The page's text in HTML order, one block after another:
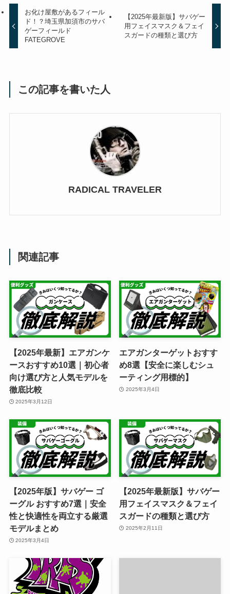
お化け屋敷があるフィール
ド！？埼玉県加須市のサバ
ゲーフィールド
FATEGROVE
【2025年最新版】サバゲー
用フェイスマスク＆フェイ
スガードの種類と選び方
この記事を書いた人
RADICAL TRAVELER
関連記事
【2025年最新】エアガンケ
ースおすすめ10選｜初心者
向け選び方と人気モデルを
徹底比較
2025年3月12日
エアガンターゲットおすす
め8選【安全に楽しむシュ
ーティング用標的】
2025年3月4日
【2025年版】サバゲー ゴ
ーグル おすすめ7選｜安全
性と快適性を両立する厳選
モデルまとめ
2025年3月4日
【2025年最新版】サバゲー
用フェイスマスク＆フェイ
スガードの種類と選び方
2025年2月11日